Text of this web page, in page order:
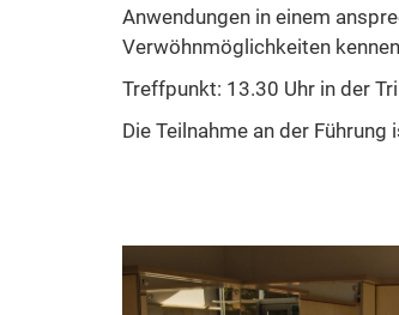
Anwendungen in einem
Verwöhnmöglichkeiten
Treffpunkt: 13.30 Uhr in der
Die Teilnahme an der